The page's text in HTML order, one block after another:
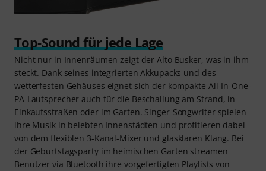
Top-Sound für jede Lage
Nicht nur in Innenräumen zeigt der Alto Busker, was in ihm
steckt. Dank seines integrierten Akkupacks und des
wetterfesten Gehäuses eignet sich der kompakte All-In-One-
PA-Lautsprecher auch für die Beschallung am Strand, in
Einkaufsstraßen oder im Garten. Singer-Songwriter spielen
ihre Musik in belebten Innenstädten und profitieren dabei
von dem flexiblen 3-Kanal-Mixer und glasklaren Klang. Bei
der Geburtstagsparty im heimischen Garten streamen
Benutzer via Bluetooth ihre vorgefertigten Playlists von